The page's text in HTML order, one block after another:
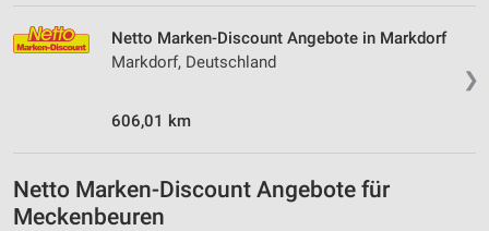
❯
Netto Marken-Discount Angebote in Markdorf
Markdorf, Deutschland
606,01 km
Netto Marken-Discount Angebote für
Meckenbeuren